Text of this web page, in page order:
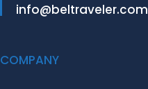
info@beltraveler.com
COMPANY